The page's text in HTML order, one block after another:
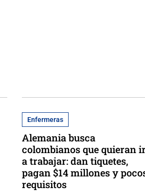
Enfermeras
Alemania busca
colombianos que quieran
a trabajar: dan tiquetes,
pagan $14 millones y
requisitos